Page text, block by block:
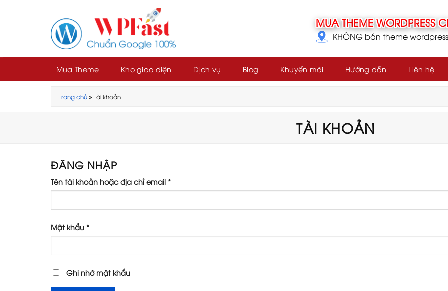
KHÔNG bán theme
Mua Theme Kho giao diện Dịch vụ Blog Khuyến mãi Hướng dẫn Liên hệ
Trang chủ»Tài khoản
TÀI KHOẢN
ĐĂNG NHẬP
Tên tài khoản hoặc địa chỉ email *Bắt
buộc
Mật khẩu *Bắt
buộc
Ghi nhớ mật khẩu